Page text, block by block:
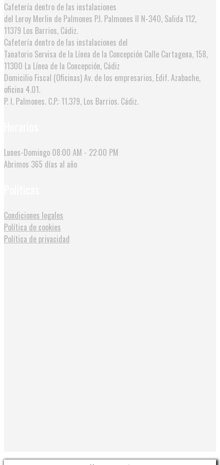
Cafetería dentro de las instalaciones
del Leroy Merlin de Palmones P.I. Palmones II N-340, Salida 112,
11379 Los Barrios, Cádiz.
Cafetería dentro de las instalaciones del
Tanatorio Servisa de la Línea de la Concepción Calle Cartagena, 158,
11300 La Línea de la Concepción, Cádiz
Domicilio Fiscal (Oficinas)Av. de los empresarios, Edif. Azabache,
oficina 4.01.
P. I. Palmones. C.P.: 11.379, Los Barrios. Cádiz.
Lunes-Domingo 08:00 AM - 22:00 PM
Abrimos 365 días al año
Condiciones legales
Política de cookies
Política de privacidad